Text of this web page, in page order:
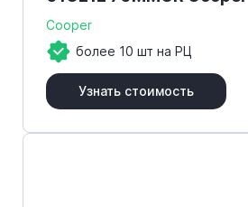
Cooper
более 10 шт на РЦ
Узнать стоимость